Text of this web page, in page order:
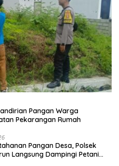
Pangan Warga
Pekarangan Rumah
Pangan Desa, Polsek
Langsung Dampingi Petani